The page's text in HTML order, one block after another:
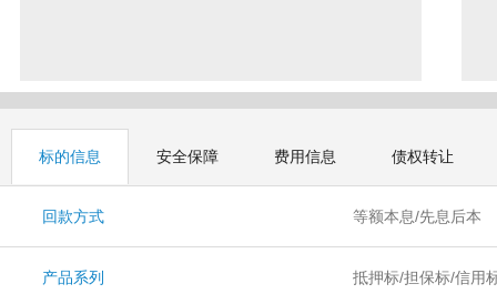
标的信息 安全保障 费用信息 债权转让
回款方式 等额本息/先息后本
产品系列 抵押标/担保标/信用